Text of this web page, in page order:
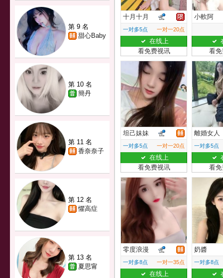
第 9 名
甜心Baby
第 10 名
簡丹
第 11 名
香奈奈子
第 12 名
懼高症
第 13 名
夏思甯
十月十月
一对多5点 一对一20点
在线上
看免费视讯
小軟阿
看
坦己妹妹
一对多5点 一对一20点
在线上
看免费视讯
離婚女人
一对多5点
看
零度浪漫
一对多8点 一对一35点
在线上
奶醬
一对多8点